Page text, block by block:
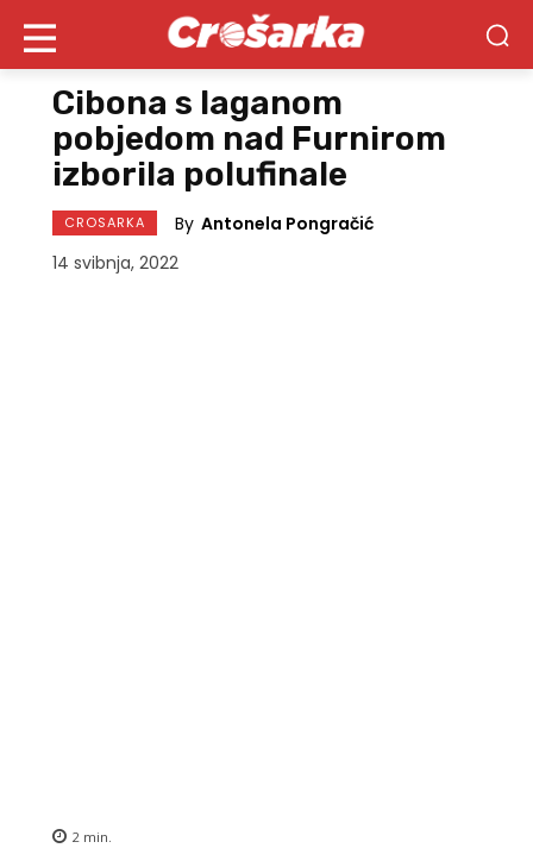
Cibona s laganom
pobjedom nad Furnirom
izborila polufinale
CROSARKA By Antonela Pongračić
14 svibnja, 2022
2 min.